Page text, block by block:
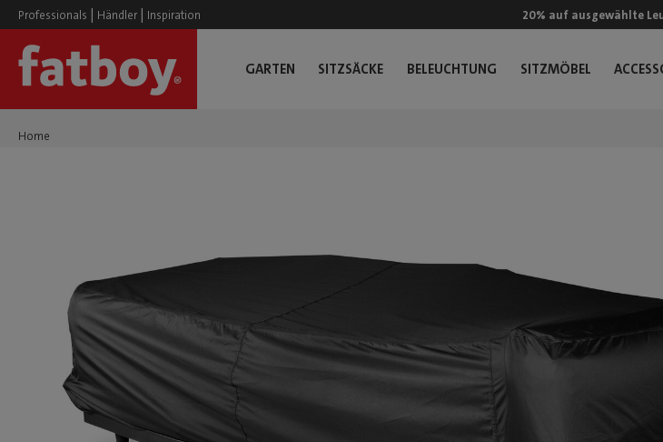
Professionals | Händler | Inspiration 20% auf ausgewählte
GARTEN SITZSÄCKE BELEUCHTUNG SITZMÖBEL
Home